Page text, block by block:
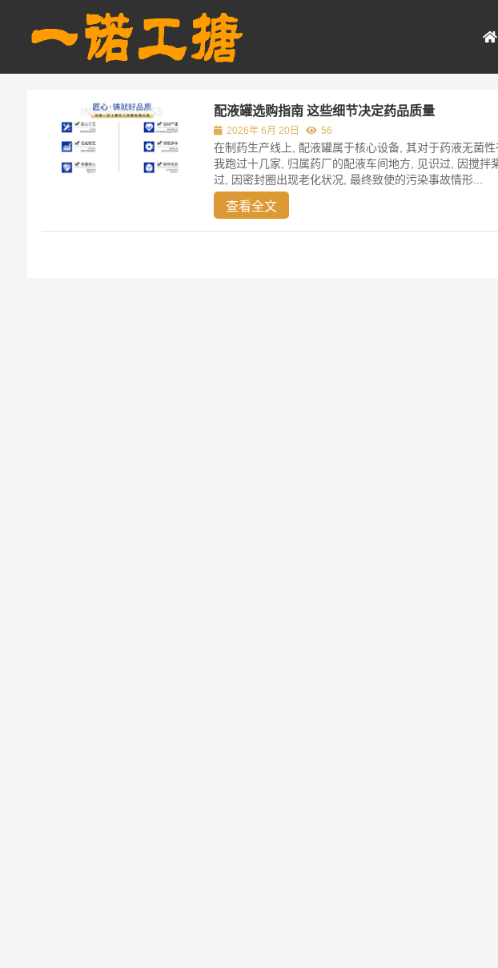
配液罐选购指南 这些细节决定药品质量
2026年 6月 20日 56
在制药生产线上, 配液罐属于核心设备, 其对于药液无菌
我跑过十几家, 归属药厂的配液车间地方, 见识过, 因搅
过, 因密封圈出现老化状况, 最终致使的污染事故情形...
查看全文